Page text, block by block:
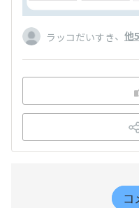
ラッコだいすき、 他
コ